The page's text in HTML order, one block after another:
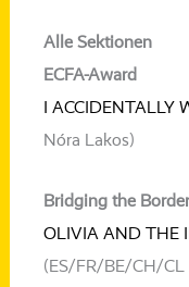
Alle Sektionen
ECFA-Award
I ACCIDENTALLY
Nóra Lakos)
Bridging the
OLIVIA AND THE
(ES/FR/BE/CH/CL